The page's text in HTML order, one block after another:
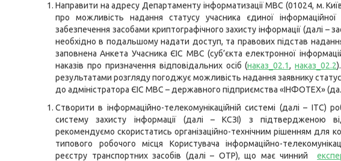
Направити на адресу Департаменту інформатизації МВС (01024, м.
про можливість надання статусу учасника єдиної
забезпечення засобами криптографічного захисту інформації (далі –
необхідно в подальшому надати доступ, та правових підстав
заповнена Анкета Учасника ЄІС МВС (суб’єкта електронної
наказів про призначення відповідальних осіб (наказ_02.1,наказ_02.2
результатами розгляду погоджує можливість надання заявнику
до адміністратора ЄІС МВС – державного підприємства «ІНФОТЕХ»
Створити в інформаційно-телекомунікаційній системі (далі – ІТС)
систему захисту інформації (далі – КСЗІ) з підтвердженою
рекомендуємо скористатись організаційно-технічним рішенням для
типового робочого місця Користувача інформаційно-
реєстру транспортних засобів (далі – ОТР), що має чинний